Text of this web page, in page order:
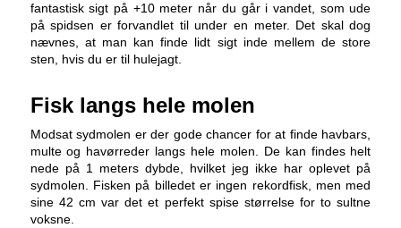
fantastisk sigt på +10 meter når du går i vandet, som ude
på spidsen er forvandlet til under en meter. Det skal dog
nævnes, at man kan finde lidt sigt inde mellem de store
sten, hvis du er til hulejagt.
Fisk langs hele molen
Modsat sydmolen er der gode chancer for at finde havbars,
multe og havørreder langs hele molen. De kan findes helt
nede på 1 meters dybde, hvilket jeg ikke har oplevet på
sydmolen. Fisken på billedet er ingen rekordfisk, men med
sine 42 cm var det et perfekt spise størrelse for to sultne
voksne.